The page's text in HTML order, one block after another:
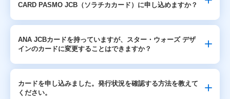
CARD PASMO JCB（ソラチカカード）に申し込めますか？
ANA JCBカードを持っていますが、スター・ウォーズ デザ
インのカードに変更することはできますか？
カードを申し込みました。発行状況を確認する方法を教えて
ください。